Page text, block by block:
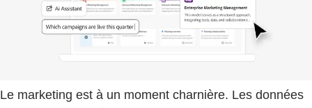
Le marketing est à un moment charnière. Les données